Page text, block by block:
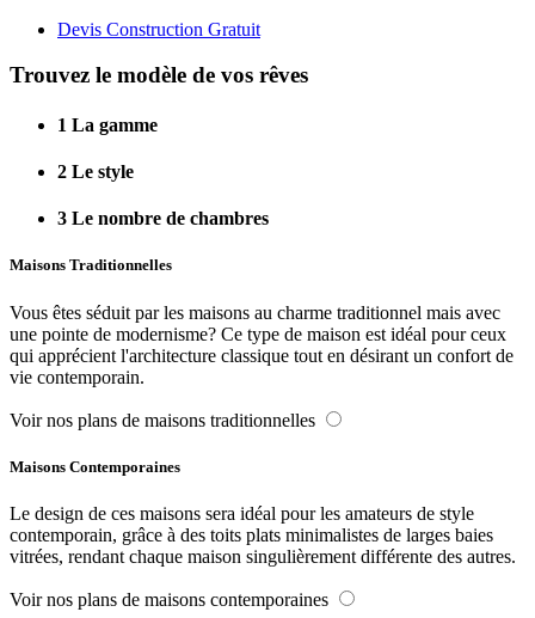
Devis Construction Gratuit
Trouvez le modèle de vos rêves
1 La gamme
2 Le style
3 Le nombre de chambres
Maisons Traditionnelles
Vous êtes séduit par les maisons au charme traditionnel mais avec
une pointe de modernisme? Ce type de maison est idéal pour ceux
qui apprécient l'architecture classique tout en désirant un confort de
vie contemporain.
Voir nos plans de maisons traditionnelles
Maisons Contemporaines
Le design de ces maisons sera idéal pour les amateurs de style
contemporain, grâce à des toits plats minimalistes de larges baies
vitrées, rendant chaque maison singulièrement différente des autres.
Voir nos plans de maisons contemporaines